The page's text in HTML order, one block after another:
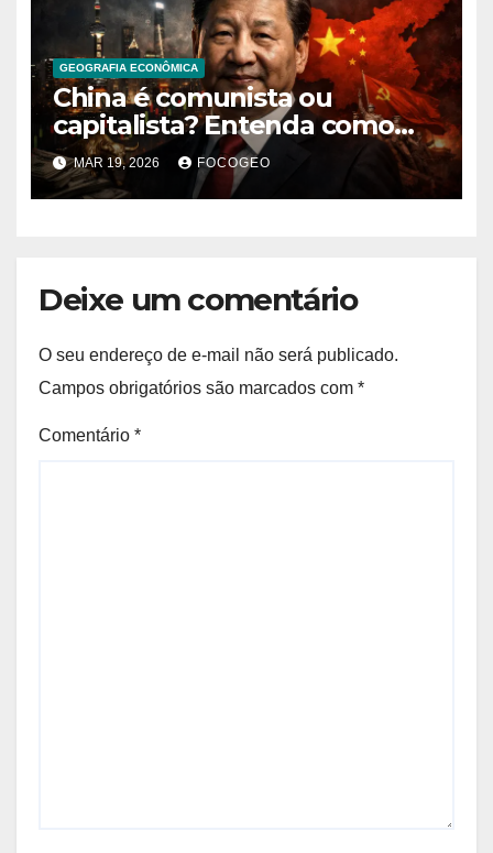
GEOGRAFIA ECONÔMICA
China é comunista ou
capitalista? Entenda como
funciona o modelo
econômico e político chinês
MAR 19, 2026 FOCOGEO
Deixe um comentário
O seu endereço de e-mail não será publicado.
Campos obrigatórios são marcados com *
Comentário *